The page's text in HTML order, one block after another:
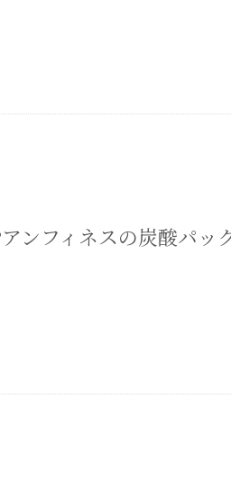
ンフィネスの炭酸パッ